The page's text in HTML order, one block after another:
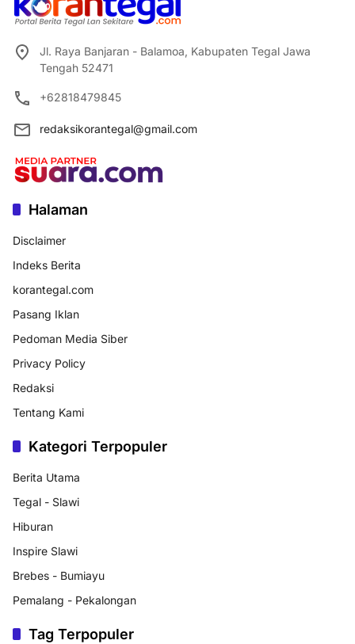
Jl. Raya Banjaran - Balamoa, Kabupaten Tegal Jawa
Tengah 52471
+62818479845
redaksikorantegal@gmail.com
Halaman
Disclaimer
Indeks Berita
korantegal.com
Pasang Iklan
Pedoman Media Siber
Privacy Policy
Redaksi
Tentang Kami
Kategori Terpopuler
Berita Utama
Tegal - Slawi
Hiburan
Inspire Slawi
Brebes - Bumiayu
Pemalang - Pekalongan
Tag Terpopuler